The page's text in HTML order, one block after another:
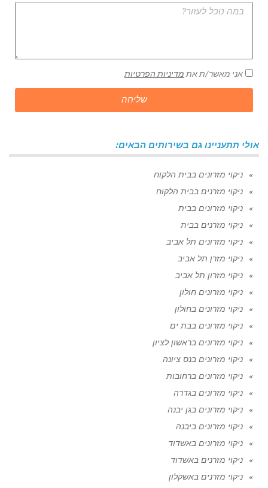
אני מאשר/ת את מדיניות הפרטיות
שליחה
אולי תתעניינו גם בשירותים הבאים:
ניקוי מזרונים בבית הלקוח
ניקוי מזרנים בבית הלקוח
ניקוי מזרונים בבית
ניקוי מזרנים בבית
ניקוי מזרונים תל אביב
ניקוי מזרן תל אביב
ניקוי מזרון תל אביב
ניקוי מזרונים חולון
ניקוי מזרונים בחולון
ניקוי מזרונים בבת ים
ניקוי מזרונים בראשון לציון
ניקוי מזרונים בנס ציונה
ניקוי מזרונים ברחובות
ניקוי מזרונים בגדרה
ניקוי מזרונים בגן יבנה
ניקוי מזרונים ביבנה
ניקוי מזרונים באשדוד
ניקוי מזרנים באשדוד
ניקוי מזרנים באשקלון